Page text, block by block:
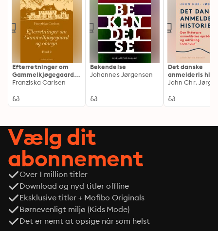
Efterretninger om
Gammelkjøgegaard
og omegn. Bind 2
Franziska Carlsen
Bekendelse
Johannes Jørgensen
Det danske
anmelderis
Den litterære
og udvikling
John Chr.
Vælg dit
abonnement
Over 1 million titler
Download og nyd titler offline
Eksklusive titler + Mofibo Originals
Børnevenligt miljø (Kids Mode)
Det er nemt at opsige når som helst